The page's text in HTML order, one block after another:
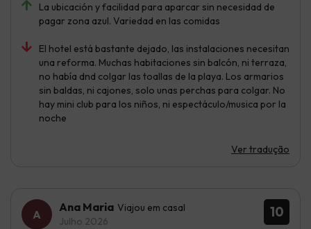
La ubicación y facilidad para aparcar sin necesidad de
pagar zona azul. Variedad en las comidas
El hotel está bastante dejado, las instalaciones necesitan
una reforma. Muchas habitaciones sin balcón, ni terraza,
no había dnd colgar las toallas de la playa. Los armarios
sin baldas, ni cajones, solo unas perchas para colgar. No
hay mini club para los niños, ni espectáculo/musica por la
noche
Ver tradução
10
Ana Maria Viajou em casal
Julho 2026